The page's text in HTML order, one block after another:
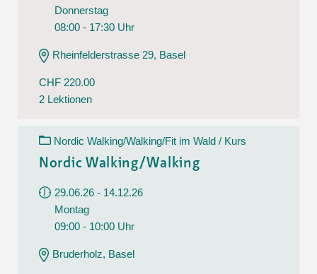
Donnerstag
08:00 - 17:30 Uhr
Rheinfelderstrasse 29, Basel
CHF 220.00
2 Lektionen
Nordic Walking/Walking/Fit im Wald / Kurs
Nordic Walking/Walking
29.06.26 - 14.12.26
Montag
09:00 - 10:00 Uhr
Bruderholz, Basel